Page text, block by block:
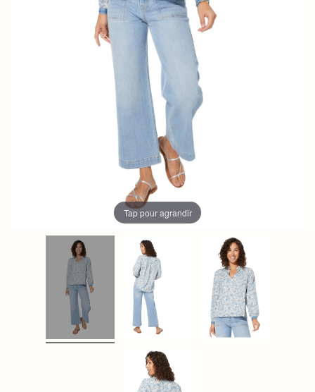
Tap pour agrandir